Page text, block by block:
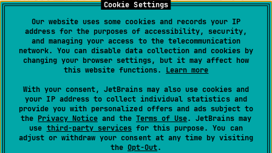
Cookie Settings
Our website uses some cookies and records your IP
address for the purposes of accessibility, security,
and managing your access to the telecommunication
network. You can disable data collection and cookies by
changing your browser settings, but it may affect how
this website functions. Learn more
With your consent, JetBrains may also use cookies and
your IP address to collect individual statistics and
provide you with personalized offers and ads subject to
the Privacy Noticeand the Terms of Use. JetBrains may
use third-party servicesfor this purpose. You can
adjust or withdraw your consent at any time by visiting
the Opt-Out.
リング
最終更新日： 2026 年 7 月 16 日
ReSharper | リファクタリング | 移動…
Ctrl 0
R , 0
O ( ReSharper_Move )